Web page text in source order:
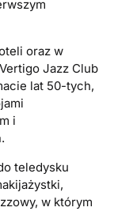
oraz w
Jazz Club
lat 50-tych,
i
.
teledysku
w którym